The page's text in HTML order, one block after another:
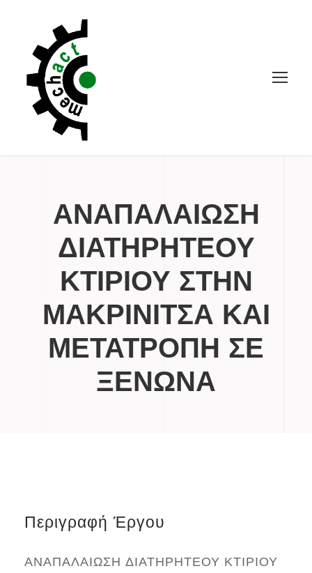
ΑΝΑΠΑΛΑΙΩΣΗ
ΔΙΑΤΗΡΗΤΕΟΥ
ΚΤΙΡΙΟΥ ΣΤΗΝ
ΜΑΚΡΙΝΙΤΣΑ ΚΑΙ
ΜΕΤΑΤΡΟΠΗ ΣΕ
ΞΕΝΩΝΑ
Περιγραφή Έργου
ΑΝΑΠΑΛΑΙΩΣΗ ΔΙΑΤΗΡΗΤΕΟΥ ΚΤΙΡΙΟΥ